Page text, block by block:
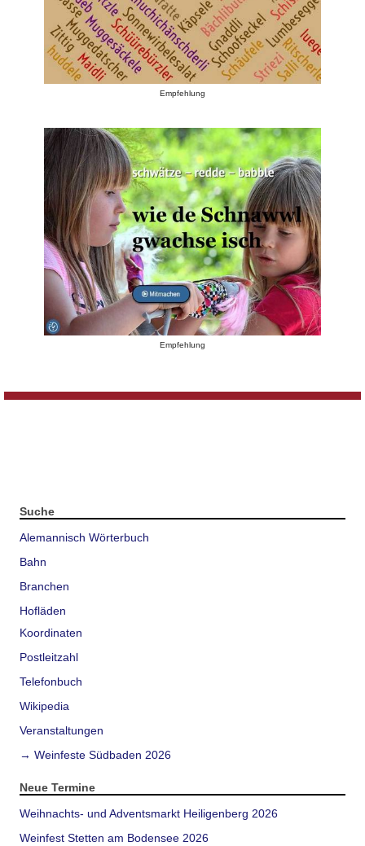
Empfehlung
Empfehlung
Suche
Alemannisch Wörterbuch
Bahn
Branchen
Hofläden
Koordinaten
Postleitzahl
Telefonbuch
Wikipedia
Veranstaltungen
→ Weinfeste Südbaden 2026
Neue Termine
Weihnachts- und Adventsmarkt Heiligenberg 2026
Weinfest Stetten am Bodensee 2026